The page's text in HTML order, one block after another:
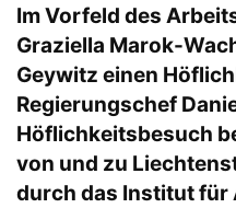
Im Vorfeld des
Graziella Marok-
Geywitz einen
Regierungschef
Höflichkeitsbesuch
von und zu
durch das Institut für